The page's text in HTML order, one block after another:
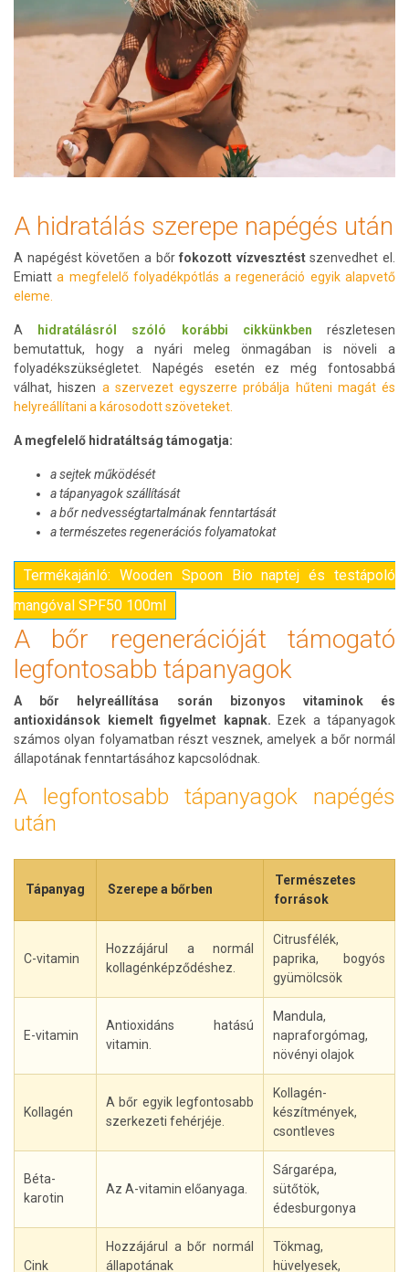
A hidratálás szerepe napégés után
A napégést követően a bőrfokozott vízvesztéstszenvedhet el.
Emiatta megfelelő folyadékpótlás a regeneráció egyik alapvető
eleme.
A hidratálásról szóló korábbi cikkünkben részletesen
bemutattuk, hogy a nyári meleg önmagában is növeli a
folyadékszükségletet. Napégés esetén ez még fontosabbá
válhat, hiszen a szervezet egyszerre próbálja hűteni magát és
helyreállítani a károsodott szöveteket.
A megfelelő hidratáltság támogatja:
a sejtek működését
a tápanyagok szállítását
a bőr nedvességtartalmának fenntartását
a természetes regenerációs folyamatokat
Termékajánló: Wooden Spoon Bio naptej és testápoló
mangóval SPF50 100ml
A bőr regenerációját támogató
legfontosabb tápanyagok
A bőr helyreállítása során bizonyos vitaminok és
antioxidánsok kiemelt figyelmet kapnak. Ezek a tápanyagok
számos olyan folyamatban részt vesznek, amelyek a bőr normál
állapotának fenntartásához kapcsolódnak.
A legfontosabb tápanyagok napégés
után
Tápanyag Szerepe a bőrben
Természetes
források
C-vitamin
Hozzájárul a normál
kollagénképződéshez.
Citrusfélék,
paprika, bogyós
gyümölcsök
E-vitamin
Antioxidáns hatású
vitamin.
Mandula,
napraforgómag,
növényi olajok
Kollagén
A bőr egyik legfontosabb
szerkezeti fehérjéje.
Kollagén-
készítmények,
csontleves
Béta-
karotin
Az A-vitamin előanyaga.
Sárgarépa,
sütőtök,
édesburgonya
Cink
Hozzájárul a bőr normál
állapotának
Tökmag,
hüvelyesek,